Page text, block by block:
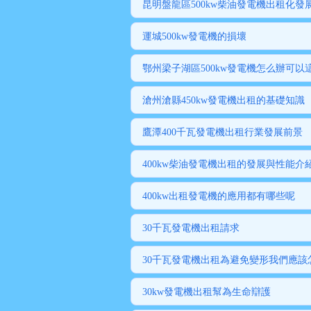
昆明盤龍區500kw柴油發電機出租化發
運城500kw發電機的損壞
鄂州梁子湖區500kw發電機怎么辦可以
滄州滄縣450kw發電機出租的基礎知識
鷹潭400千瓦發電機出租行業發展前景
400kw柴油發電機出租的發展與性能介
400kw出租發電機的應用都有哪些呢
30千瓦發電機出租請求
30千瓦發電機出租為避免變形我們應該
30kw發電機出租幫為生命辯護